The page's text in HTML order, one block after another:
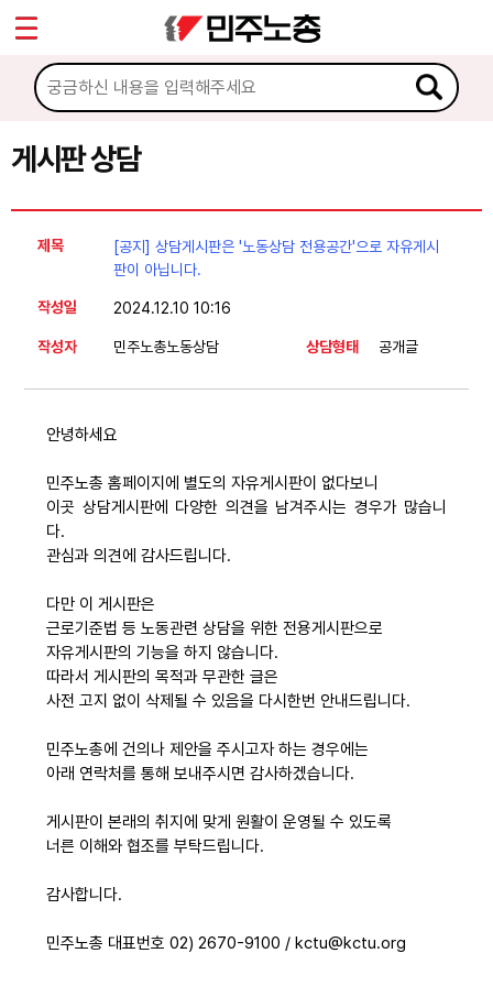
게시판 상담
제목
[공지] 상담게시판은 '노동상담 전용공간'으로 자유게시
판이 아닙니다.
작성일 2024.12.10 10:16
작성자 민주노총노동상담 상담형태 공개글
안녕하세요
민주노총 홈페이지에 별도의 자유게시판이 없다보니
이곳 상담게시판에 다양한 의견을 남겨주시는 경우가 많습니
다.
관심과 의견에 감사드립니다.
다만 이 게시판은
근로기준법 등 노동관련 상담을 위한 전용게시판으로
자유게시판의 기능을 하지 않습니다.
따라서 게시판의 목적과 무관한 글은
사전 고지 없이 삭제될 수 있음을 다시한번 안내드립니다.
민주노총에 건의나 제안을 주시고자 하는 경우에는
아래 연락처를 통해 보내주시면 감사하겠습니다.
게시판이 본래의 취지에 맞게 원활이 운영될 수 있도록
너른 이해와 협조를 부탁드립니다.
감사합니다.
민주노총 대표번호 02) 2670-9100 / kctu@kctu.org
마이페이지
소개
소식
노동상담
권리찾기수첩 검색
바로보기
노동조합 가입 안내
전국 노동상담소 안내
자료
부설기관
업무
Sketchbook5, 스케치북5
Sketchbook5, 스케치북5